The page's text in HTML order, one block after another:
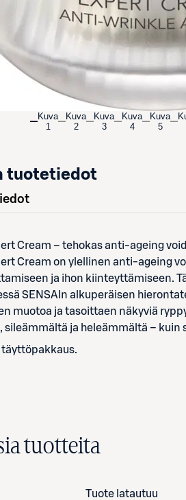
Kuva
1
Kuva
2
Kuva
3
Kuva
4
Kuva
5
tuotetiedot
Cream – tehokas anti-ageing
Cream on ylellinen anti-ageing
ja ihon kiinteyttämiseen.
SENSAIn alkuperäisen
muotoa ja tasoittaen näkyviä
ja heleämmältä – kuin
täyttöpakkaus.
tuotteita
Tuote latautuu